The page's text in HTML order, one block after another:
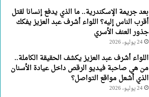
بعد جريمة الإسكندرية.. ما الذي يدفع إنسانا لقتل
أقرب الناس إليه؟ اللواء أشرف عبد العزيز يفكك
جذور العنف الأسري
24 يوليو، 2026
اللواء أشرف عبد العزيز يكشف الحقيقة الكاملة..
من هي صاحبة فيديو الرقص داخل عيادة الأسنان
الذي أشعل مواقع التواصل؟
24 يوليو، 2026